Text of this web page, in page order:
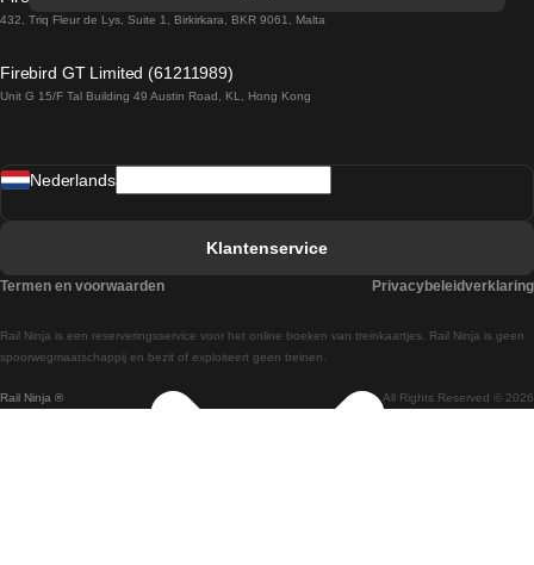
Treinen van Sevilla naar Barcelona
Treinen van Praag naar Wenen
Treinen van Wenen naar Salzburg
Treinen van Wenen naar Praag
432, Triq Fleur de Lys, Suite 1, Birkirkara, BKR 9061, Malta
Firebird GT Limited (61211989)
Unit G 15/F Tal Building 49 Austin Road, KL, Hong Kong
Rail Ninja ® All Rights Reserved © 2026
Rail Ninja is een reserveringsservice voor het online boeken van treinkaartjes. Rail Ninja is geen
spoorwegmaatschappij en bezit of exploiteert geen treinen.
Nederlands
Klantenservice
Termen en voorwaarden Privacybeleidverklaring